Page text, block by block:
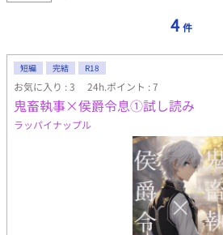
4 件
短編 完結 R18
お気に入り : 3 24h.ポイント : 7
鬼畜執事×侯爵令息①試し読み
ラッパイナップル